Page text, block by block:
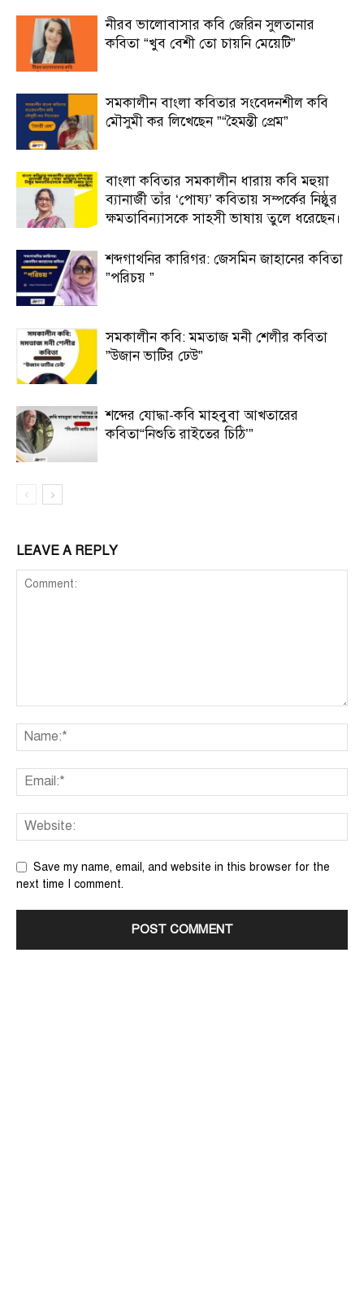
নীরব ভালোবাসার কবি জেরিন সুলতানার
কবিতা “খুব বেশী তো চায়নি মেয়েটি”
সমকালীন বাংলা কবিতার সংবেদনশীল কবি
মৌসুমী কর লিখেছেন ”“হৈমন্তী প্রেম”
বাংলা কবিতার সমকালীন ধারায় কবি মহুয়া
ব্যানার্জী তাঁর ‘পোষ্য’ কবিতায় সম্পর্কের নিষ্ঠুর
ক্ষমতাবিন্যাসকে সাহসী ভাষায় তুলে ধরেছেন।
শব্দগাথনির কারিগর: জেসমিন জাহানের কবিতা
”পরিচয় ”
সমকালীন কবি: মমতাজ মনী শেলীর কবিতা
”উজান ভাটির ঢেউ”
শব্দের যোদ্ধা-কবি মাহবুবা আখতারের
কবিতা“নিশুতি রাইতের চিঠি’”
LEAVE A REPLY
Save my name, email, and website in this browser for the
next time I comment.